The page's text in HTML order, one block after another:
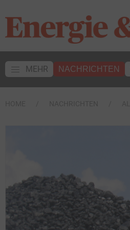
MEHR NACHRICHTEN